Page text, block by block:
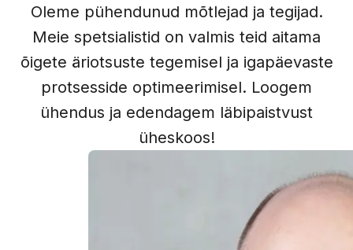
Oleme pühendunud mõtlejad ja tegijad.
Meie spetsialistid on valmis teid aitama
õigete äriotsuste tegemisel ja igapäevaste
protsesside optimeerimisel. Loogem
ühendus ja edendagem läbipaistvust
üheskoos!